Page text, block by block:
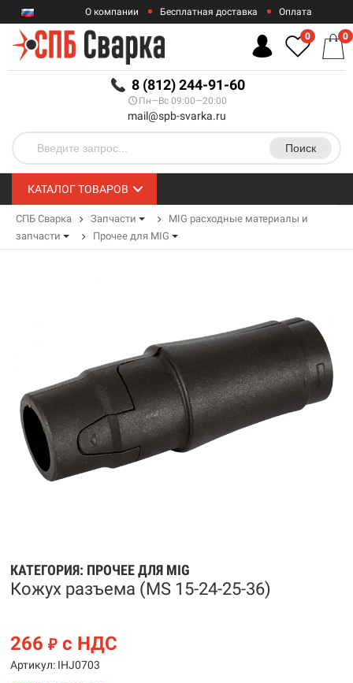
RUB
О компании Бесплатная доставка Оплата
Гарантии
8 (812) 244-91-60
Пн—Вс 09:00—20:00
mail@spb-svarka.ru
Поиск
0 0
КАТАЛОГ ТОВАРОВ
СПБ Сварка Запчасти
MIG расходные материалы и
запчасти
Прочее для MIG
КАТЕГОРИЯ: ПРОЧЕЕ ДЛЯ MIG
Кожух разъема (MS 15-24-25-36)
266 ₽ с НДС
Артикул: IHJ0703